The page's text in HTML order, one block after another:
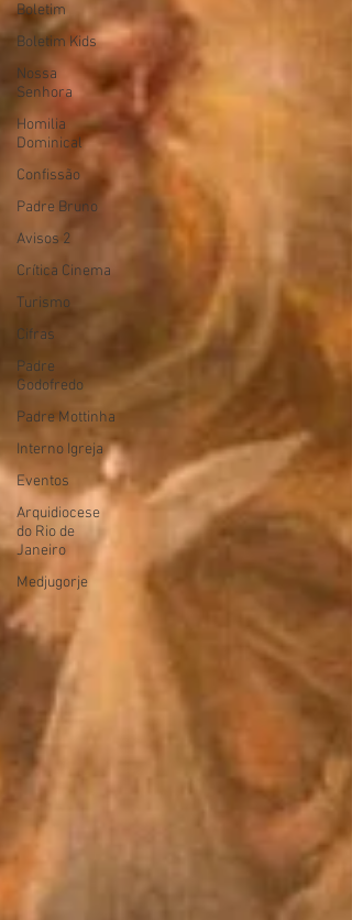
Boletim
Boletim Kids
Nossa
Senhora
Homilia
Dominical
Confissão
Padre Bruno
Avisos 2
Crítica Cinema
Turismo
Cifras
Padre
Godofredo
Padre Mottinha
Interno Igreja
Eventos
Arquidiocese
do Rio de
Janeiro
Medjugorje